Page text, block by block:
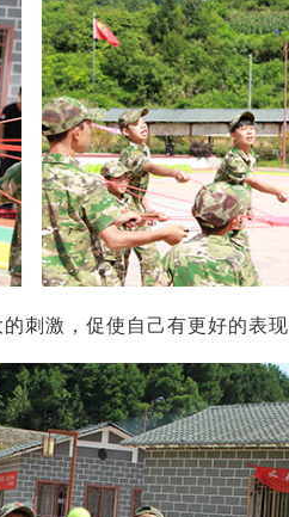
刺激，促使自己有更好的表现